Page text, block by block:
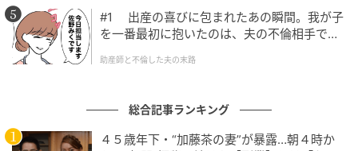
出典：リビングかごしまWeb
３．２にだんご粉を入れてよく混ぜる。熱いので手で
する場合は注意を！
#1 出産の喜びに包まれたあの瞬間。我が子
を一番最初に抱いたのは、夫の不倫相手でし
助産師と不倫した夫の末路
総合記事ランキング
４５歳年下・“加藤茶の妻”が暴露…朝４時か